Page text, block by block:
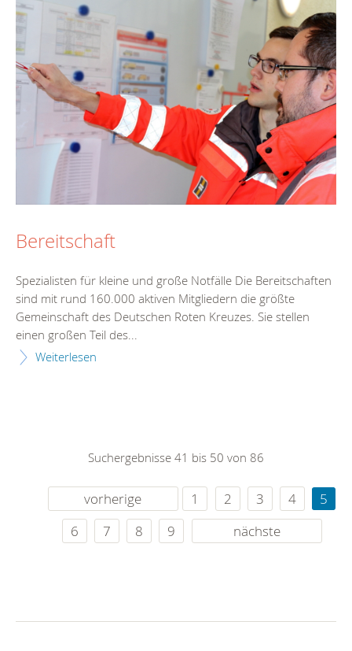
Bereitschaft
Spezialisten für kleine und große Notfälle Die Bereitschaften
sind mit rund 160.000 aktiven Mitgliedern die größte
Gemeinschaft des Deutschen Roten Kreuzes. Sie stellen
einen großen Teil des...
Weiterlesen
Suchergebnisse 41 bis 50 von 86
vorherige 1 2 3 4
5
6
7 8 9 nächste